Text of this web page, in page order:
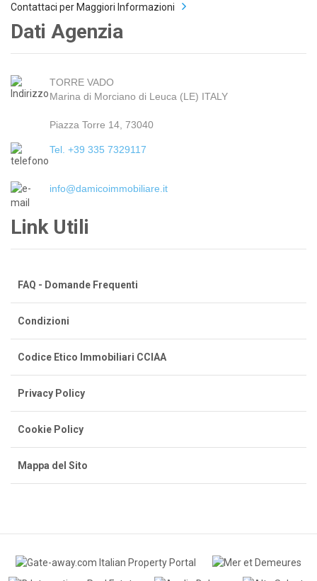
Contattaci per Maggiori Informazioni
Dati Agenzia
TORRE VADO
Marina di Morciano di Leuca (LE) ITALY
Piazza Torre 14, 73040
Tel. +39 335 7329117
info@damicoimmobiliare.it
Link Utili
FAQ - Domande Frequenti
Condizioni
Codice Etico Immobiliari CCIAA
Privacy Policy
Cookie Policy
Mappa del Sito